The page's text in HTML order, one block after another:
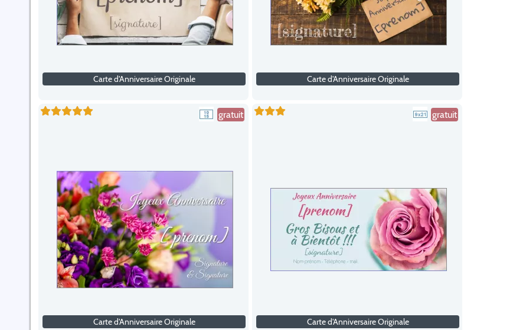
Carte d'Anniversaire Originale Carte d'Anniversaire Originale
gratuit
Carte d'Anniversaire Originale
gratuit
Carte d'Anniversaire Originale